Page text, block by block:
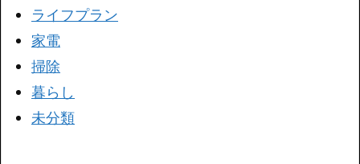
ライフプラン
家電
掃除
暮らし
未分類